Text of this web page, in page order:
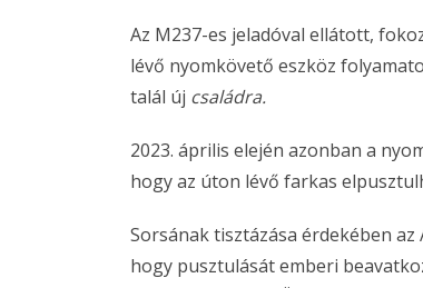
Az M237-es jeladóval ellátott,
lévő nyomkövető eszköz
talál új családra.
2023. április elején azonban a
hogy az úton lévő farkas
Sorsának tisztázása érdekében
hogy pusztulását emberi